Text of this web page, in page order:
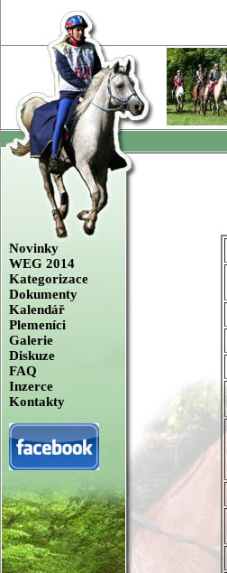
Novinky
WEG 2014
Kategorizace
Dokumenty
Kalendář
Plemeníci
Galerie
Diskuze
FAQ
Inzerce
Kontakty